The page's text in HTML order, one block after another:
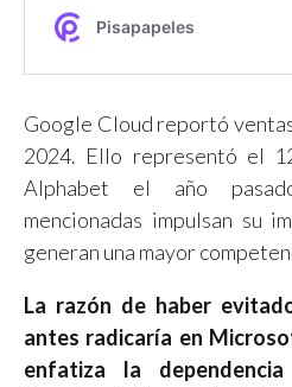
Google Cloud reportó
2024. Ello representó el
Alphabet el año
mencionadas impulsan su
generan una mayor
La razón de haber
antes radicaría en
enfatiza la